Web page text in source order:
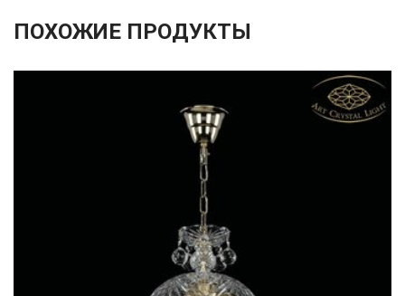
ПОХОЖИЕ ПРОДУКТЫ